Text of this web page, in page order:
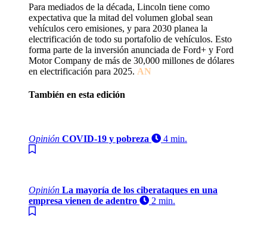
Para mediados de la década, Lincoln tiene como
expectativa que la mitad del volumen global sean
vehículos cero emisiones, y para 2030 planea la
electrificación de todo su portafolio de vehículos. Esto
forma parte de la inversión anunciada de Ford+ y Ford
Motor Company de más de 30,000 millones de dólares
en electrificación para 2025. AN
También en esta edición
Opinión COVID-19 y pobreza 4 min.
Opinión La mayoría de los ciberataques en una
empresa vienen de adentro
2 min.